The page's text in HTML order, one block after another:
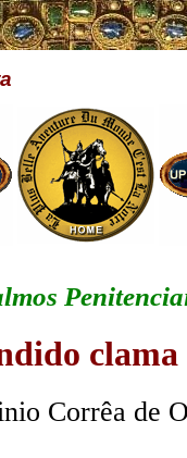
Corrêa de